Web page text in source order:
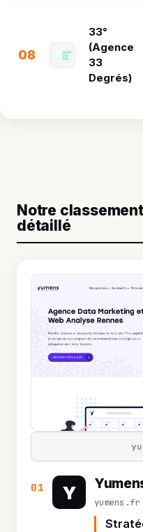
08
33°
(Agence
33
Degrés)
Notre classement
détaillé
01 Y yumens.fr